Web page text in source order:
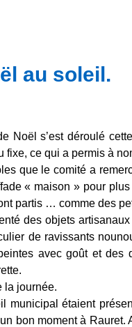
au soleil.
Noël s’est déroulé
fixe, ce qui a permis à
que le comité a
« maison » pour
partis … comme des
des objets
de ravissants
avec goût et
la journée.
municipal étaient
bon moment à